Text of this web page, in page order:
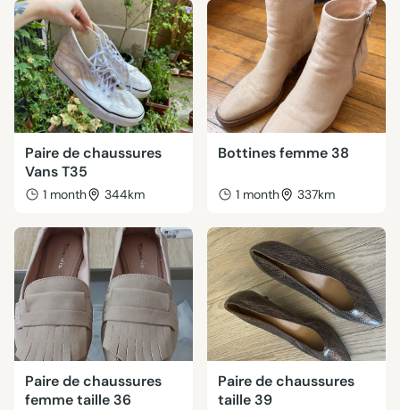
Paire de chaussures
Vans T35
1 month 344km
Bottines femme 38
1 month 337km
Paire de chaussures
femme taille 36
Paire de chaussures
taille 39